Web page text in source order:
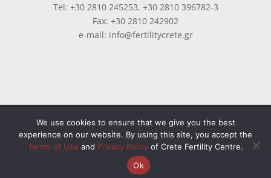
Tel: +30 2810 245253, +30 2810 396782-3
Fax: +30 2810 242902
e-mail: info@fertilitycrete.gr
Terms of use –Privacy Policy– Balance Sheets
© Copyright 2026 All Rights Reserved. Powered by
OpenIT
We use cookies to ensure that we give you the best
experience on our website. By using this site, you accept the
Terms of Use and Privacy Policy of Crete Fertility Centre.
Ok